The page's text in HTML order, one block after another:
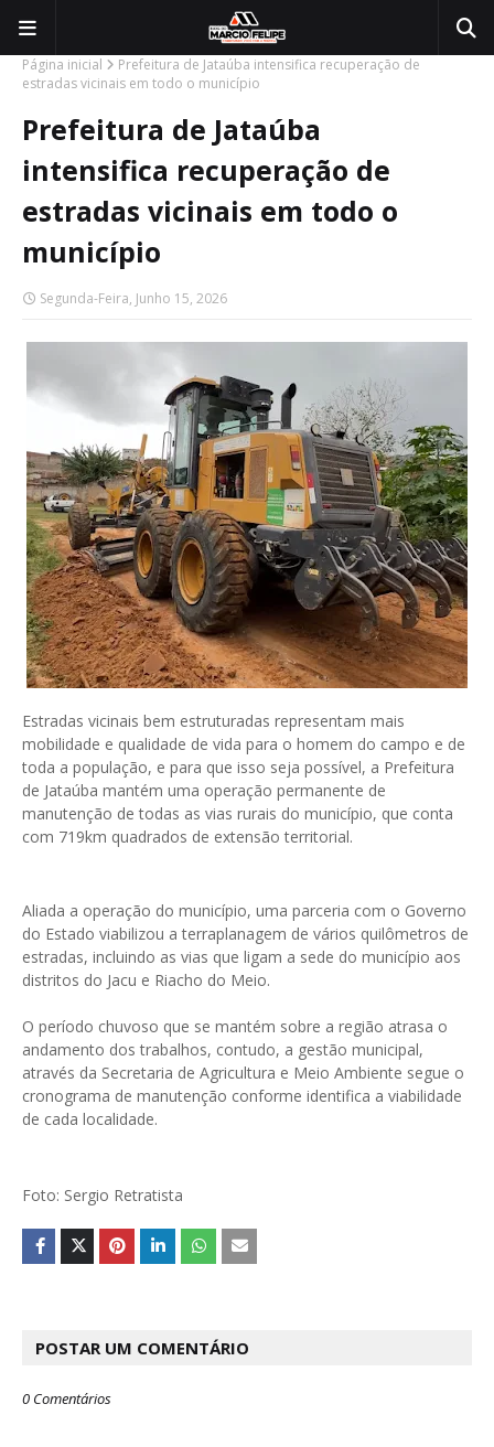
Página inicial
Prefeitura de Jataúba intensifica recuperação de
estradas vicinais em todo o município
Prefeitura de Jataúba
intensifica recuperação de
estradas vicinais em todo o
município
Segunda-Feira, Junho 15, 2026
Estradas vicinais bem estruturadas representam mais
mobilidade e qualidade de vida para o homem do campo e de
toda a população, e para que isso seja possível, a Prefeitura
de Jataúba mantém uma operação permanente de
manutenção de todas as vias rurais do município, que conta
com 719km quadrados de extensão territorial.
Aliada a operação do município, uma parceria com o Governo
do Estado viabilizou a terraplanagem de vários quilômetros de
estradas, incluindo as vias que ligam a sede do município aos
distritos do Jacu e Riacho do Meio.
O período chuvoso que se mantém sobre a região atrasa o
andamento dos trabalhos, contudo, a gestão municipal,
através da Secretaria de Agricultura e Meio Ambiente segue o
cronograma de manutenção conforme identifica a viabilidade
de cada localidade.
Foto: Sergio Retratista
POSTAR UM COMENTÁRIO
0 Comentários